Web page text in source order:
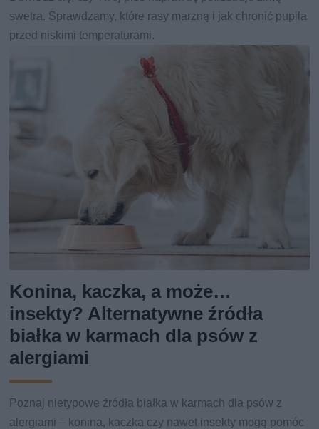
swetra. Sprawdzamy, które rasy marzną i jak chronić pupila
przed niskimi temperaturami.
Konina, kaczka, a może…
insekty? Alternatywne źródła
białka w karmach dla psów z
alergiami
Poznaj nietypowe źródła białka w karmach dla psów z
alergiami – konina, kaczka czy nawet insekty mogą pomóc